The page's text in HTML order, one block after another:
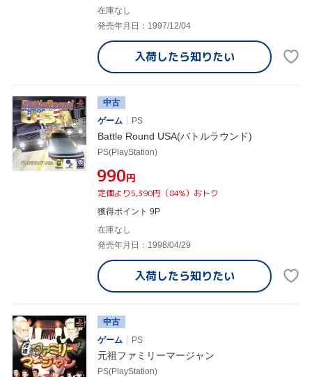
在庫なし
発売年月日：1997/12/04
入荷したら知りたい
中古
ゲーム
PS
Battle Round USA(バトルラウンド)
PS(PlayStation)
¥990円
定価より5,390円（84%）おトク
獲得ポイント 9P
在庫なし
発売年月日：1998/04/29
入荷したら知りたい
中古
ゲーム
PS
元祖ファミリーマージャン
PS(PlayStation)